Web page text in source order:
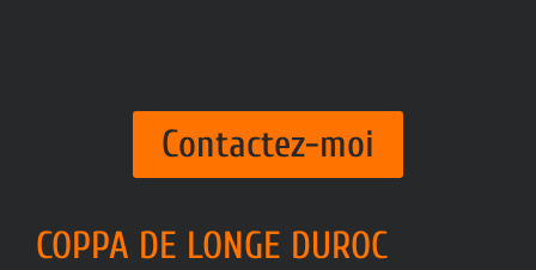
Contactez-moi
COPPA DE LONGE DUROC